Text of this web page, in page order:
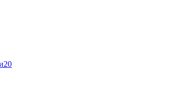
20